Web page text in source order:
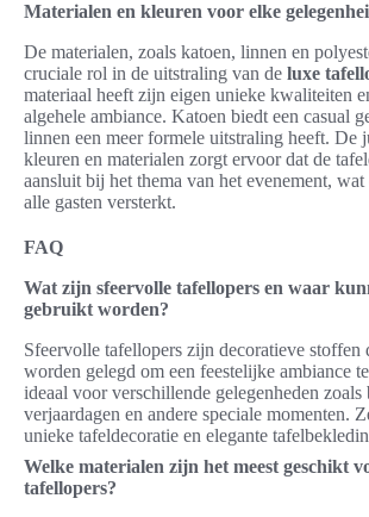
Materialen en kleuren voor elke
De materialen, zoals katoen, linnen en
cruciale rol in de uitstraling van de luxe
materiaal heeft zijn eigen unieke kwaliteiten
algehele ambiance. Katoen biedt een casual
linnen een meer formele uitstraling heeft. De
kleuren en materialen zorgt ervoor dat de
aansluit bij het thema van het evenement,
alle gasten versterkt.
FAQ
Wat zijn sfeervolle tafellopers en waar
gebruikt worden?
Sfeervolle tafellopers zijn decoratieve stoffen
worden gelegd om een feestelijke ambiance
ideaal voor verschillende gelegenheden
verjaardagen en andere speciale momenten.
unieke tafeldecoratie en elegante
Welke materialen zijn het meest geschikt
tafellopers?